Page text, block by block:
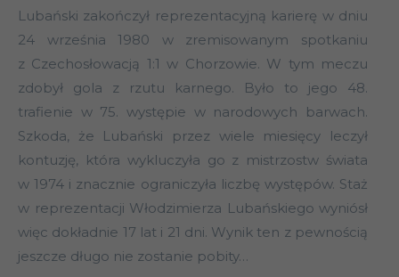
Lubański zakończył reprezentacyjną karierę w dniu
24 września 1980 w zremisowanym spotkaniu
z Czechosłowacją 1:1 w Chorzowie. W tym meczu
zdobył gola z rzutu karnego. Było to jego 48.
trafienie w 75. występie w narodowych barwach.
Szkoda, że Lubański przez wiele miesięcy leczył
kontuzję, która wykluczyła go z mistrzostw świata
w 1974 i znacznie ograniczyła liczbę występów. Staż
w reprezentacji Włodzimierza Lubańskiego wyniósł
więc dokładnie 17 lat i 21 dni. Wynik ten z pewnością
jeszcze długo nie zostanie pobity…